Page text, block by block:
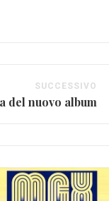
SUCCESSIVO
del nuovo album